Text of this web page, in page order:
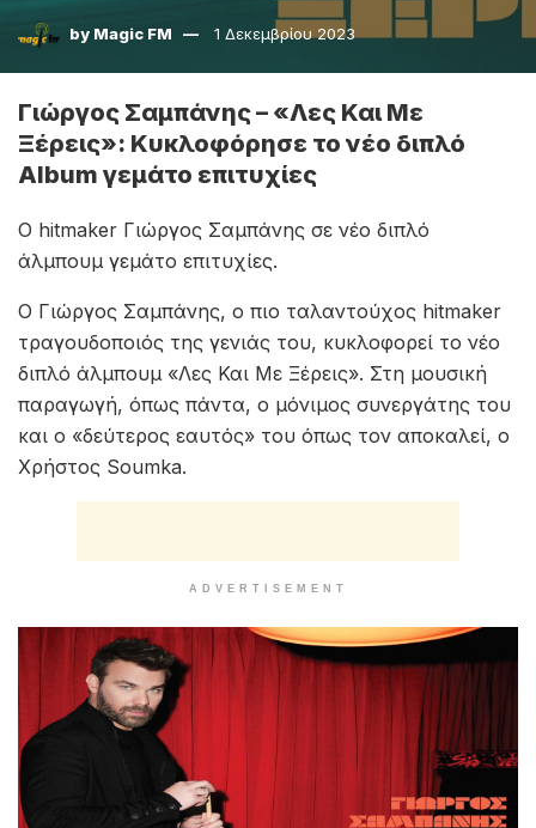
by Magic FM 1 Δεκεμβρίου 2023
Γιώργος Σαμπάνης – «Λες Και Με
Ξέρεις»: Κυκλοφόρησε το νέο διπλό
Album γεμάτο επιτυχίες
Ο hitmaker Γιώργος Σαμπάνης σε νέο διπλό
άλμπουμ γεμάτο επιτυχίες.
Ο Γιώργος Σαμπάνης, ο πιο ταλαντούχος hitmaker
τραγουδοποιός της γενιάς του, κυκλοφορεί το νέο
διπλό άλμπουμ «Λες Και Με Ξέρεις». Στη μουσική
παραγωγή, όπως πάντα, ο μόνιμος συνεργάτης του
και ο «δεύτερος εαυτός» του όπως τον αποκαλεί, ο
Χρήστος Soumka.
ADVERTISEMENT